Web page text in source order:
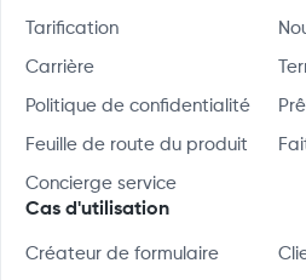
Tarification
Carrière
Politique de confidentialité
Feuille de route du produit
Concierge service
Cas d'utilisation
Créateur de formulaire